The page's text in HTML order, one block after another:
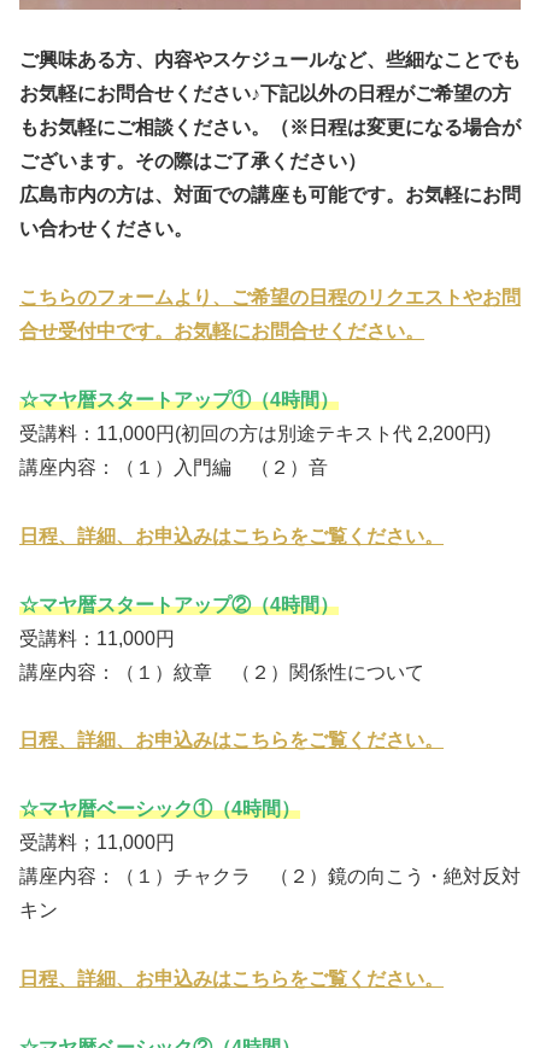
ご興味ある方、内容やスケジュールなど、些細なことでも
お気軽にお問合せください♪下記以外の日程がご希望の方
もお気軽にご相談ください。（※日程は変更になる場合が
ございます。その際はご了承ください）
広島市内の方は、対面での講座も可能です。お気軽にお問
い合わせください。
こちらのフォームより、ご希望の日程のリクエストやお問
合せ受付中です。お気軽にお問合せください。
☆マヤ暦スタートアップ①（4時間）
受講料：11,000円(初回の方は別途テキスト代 2,200円)
講座内容：（１）入門編 （２）音
日程、詳細、お申込みはこちらをご覧ください。
☆マヤ暦スタートアップ②（4時間）
受講料：11,000円
講座内容：（１）紋章 （２）関係性について
日程、詳細、お申込みはこちらをご覧ください。
☆マヤ暦ベーシック①（4時間）
受講料；11,000円
講座内容：（１）チャクラ （２）鏡の向こう・絶対反対
キン
日程、詳細、お申込みはこちらをご覧ください。